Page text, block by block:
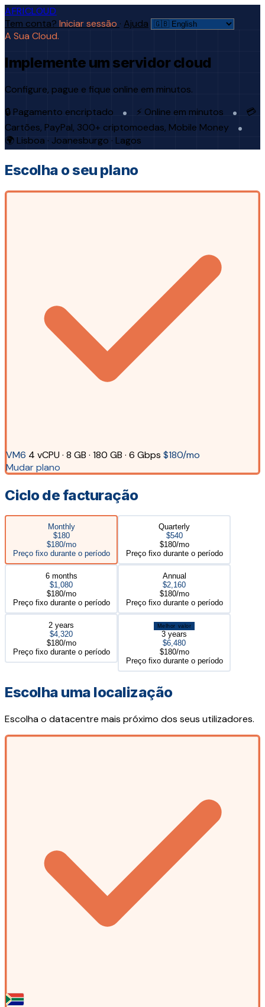
AFRICLOUD
Tem conta? Iniciar sessão · Ajuda
A Sua Cloud.
Implemente um servidor cloud
Configure, pague e fique online em minutos.
🔒 Pagamento encriptado
⚡ Online em minutos
💳
Cartões, PayPal, 300+ criptomoedas, Mobile Money
🌍 Lisboa · Joanesburgo · Lagos
Escolha o seu plano
VM6 4 vCPU · 8 GB · 180 GB · 6 Gbps $180/mo
Mudar plano
Ciclo de facturação
Monthly
$180
$180/mo
Preço fixo durante o período
Quarterly
$540
$180/mo
Preço fixo durante o período
6 months
$1,080
$180/mo
Preço fixo durante o período
Annual
$2,160
$180/mo
Preço fixo durante o período
2 years
$4,320
$180/mo
Preço fixo durante o período
Melhor valor
3 years
$6,480
$180/mo
Preço fixo durante o período
Escolha uma localização
Escolha o datacentre mais próximo dos seus utilizadores.